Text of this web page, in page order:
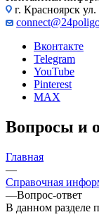
Корзина0
Контактная
г. Красноярск ул.
Telegram
YouTube
MAX
Вопросы и